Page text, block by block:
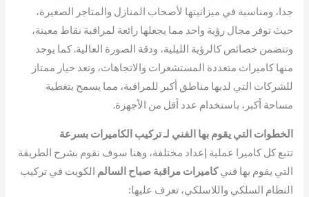
جدا، ومناسبة في ميزانيتها لأصحاب المنازل والمتاجر الصغيرة،
حيث توفر مجال رؤية واحد مما يجعلها رائعة لمراقبة نقاط معينة،
وتتضمن خصائص كالرؤية الليلية، ودقة الصورة العالية. كما يوجد
منها كاميرات متعددة المستشعرات والاتجاهات، وتعد خيار ممتاز
للشركات التي لديها مناطق أكبر للمراقبة، مما يسمح بتغطية
مساحة أكبر، باستخدام عدد أقل من الأجهزة.
الخطوات التي يقوم بها الفني لـ تركيب الكاميرات بسرعة
تتبع كل كاميرا عملية إعداد مختلفة، وهنا سوف نقوم بشرح الطريقة
التي يقوم بها فنيكاميرات مراقبة صباح السالم الكويت في تركيب
النظام السلكي واللاسلكي، تعرف عليها: